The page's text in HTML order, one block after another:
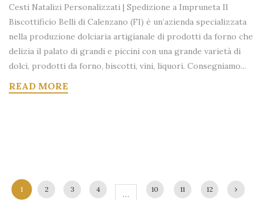
Cesti Natalizi Personalizzati | Spedizione a Impruneta Il
Biscottificio Belli di Calenzano (FI) è un’azienda specializzata
nella produzione dolciaria artigianale di prodotti da forno che
delizia il palato di grandi e piccini con una grande varietà di
dolci, prodotti da forno, biscotti, vini, liquori. Consegniamo...
READ MORE
1 2 3 4 … 10 11 12